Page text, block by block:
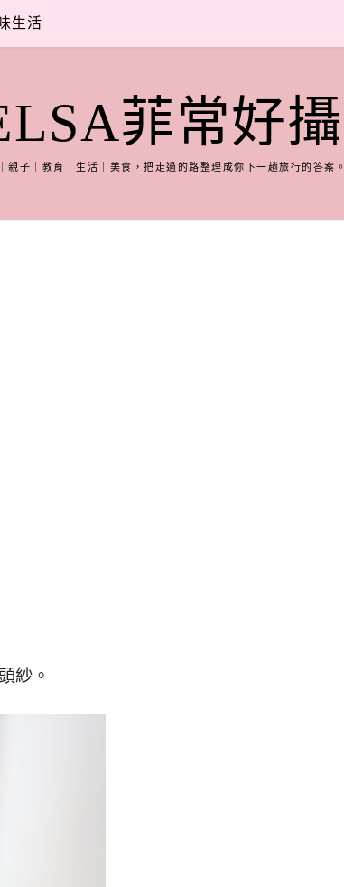
生活
菲常好攝
親子｜教育｜生活｜美食，把走過的路整理成你下一趟旅行的答案。
紗。